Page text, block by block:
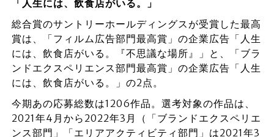
「人生には、飲食店がいる。」
総合賞のサントリーホールディングスが受賞した最高
賞は、「フィルム広告部門最高賞」の企業広告「人生
には、飲食店がいる。『不思議な場所』」と、「ブラ
ンドエクスペリエンス部門最高賞」の企業広告「人生
には、飲食店がいる。」の2点。
今期あの応募総数は1206作品。選考対象の作品は、
2021年4月から2022年3月（「ブランドエクスペリエ
ンス部門」「エリアアクティビティ部門」は2021年3